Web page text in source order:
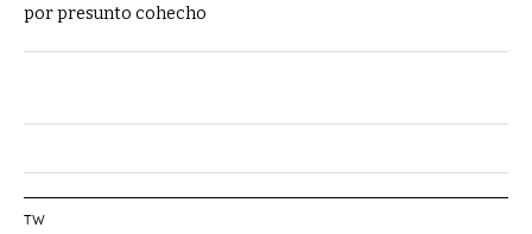
por presunto cohecho
TW